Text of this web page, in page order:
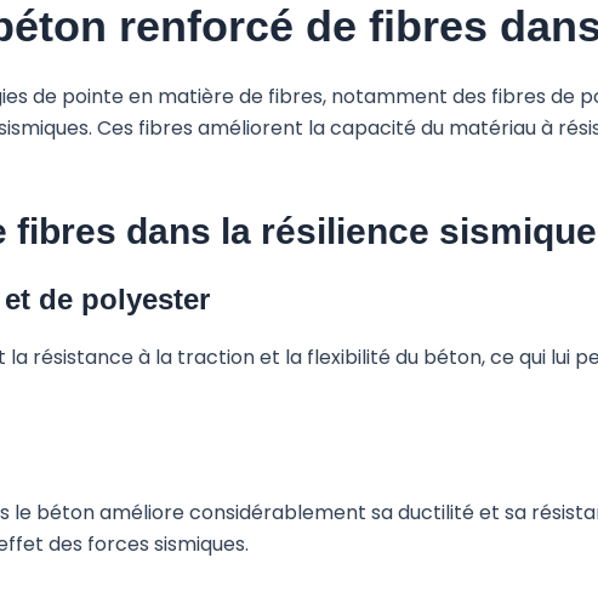
renforcé de fibres
de pointe en matière de fibres, notamment des fibres
Ces fibres améliorent la capacité du matériau à
fibres dans la résilience sismique
de polyester
résistance à la traction et la flexibilité du béton, ce qui lui
le béton améliore considérablement sa ductilité et sa
des forces sismiques.